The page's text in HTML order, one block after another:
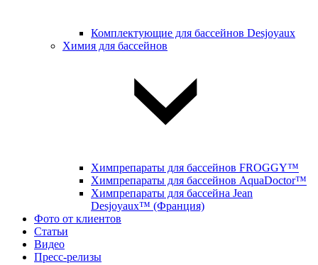
Комплектующие для бассейнов Desjoyaux
Химия для бассейнов
Химпрепараты для бассейнов FROGGY™
Химпрепараты для бассейнов AquaDoctor™
Химпрепараты для бассейна Jean
Desjoyaux™ (Франция)
Фото от клиентов
Статьи
Видео
Пресс-релизы